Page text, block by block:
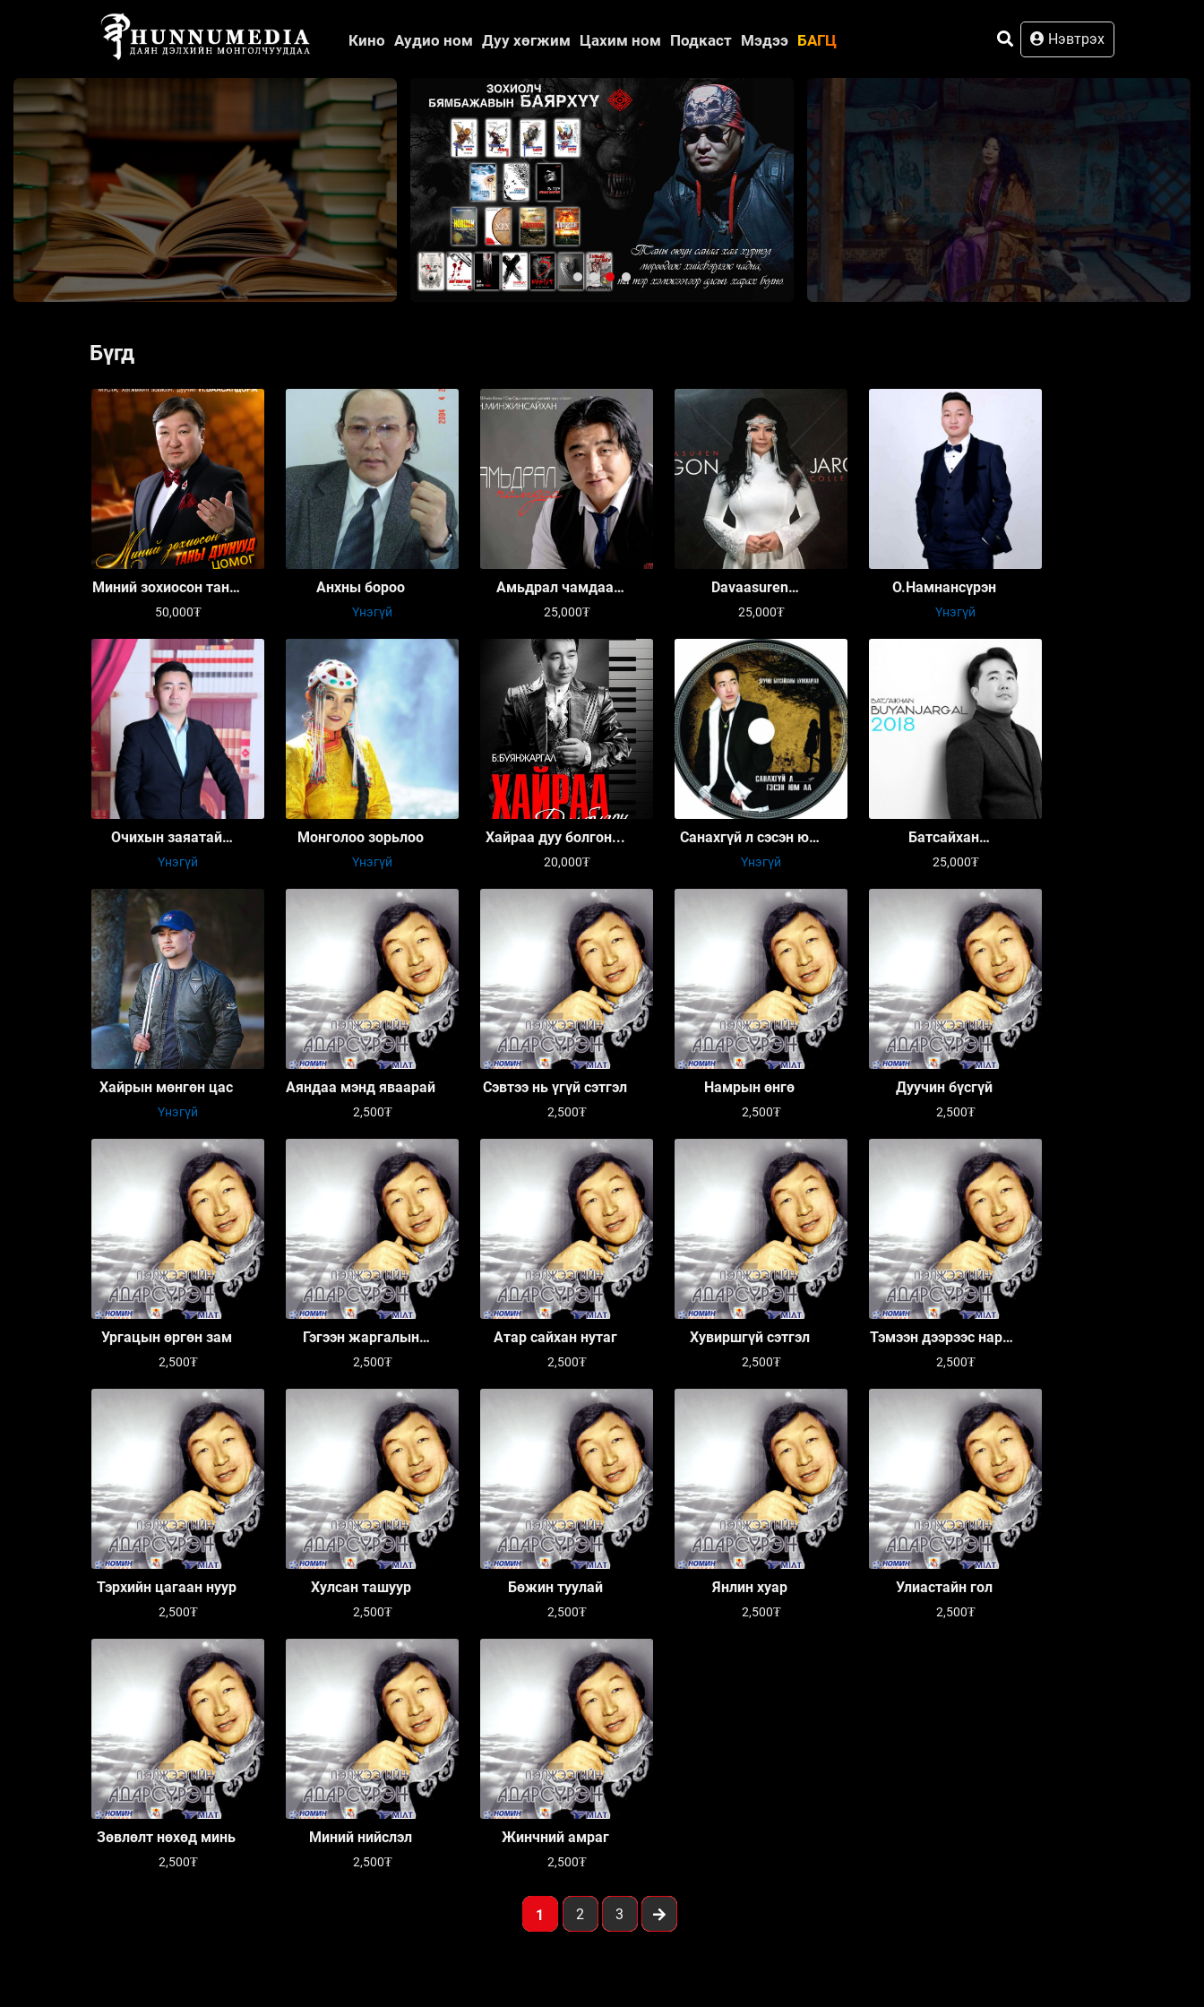
Кино Аудио ном Дуу хөгжим Цахим ном Подкаст Мэдээ БАГЦ Нэвтрэх
Бүгд
Миний зохиосон таны
дуунууд
50,000₮
Анхны бороо
Үнэгүй
Амьдрал чамдаа
цомог
25,000₮
Davaasuren
OTGONJARGAL
Collection 2018
25,000₮
О.Намнансүрэн
Үнэгүй
Очихын заяатай
диваажин
Үнэгүй
Монголоо зорьлоо
Үнэгүй
Хайраа дуу болгон...
20,000₮
Санахгүй л сэсэн юм
аа
Үнэгүй
Батсайхан
БУЯНЖАРГАЛ 2018
25,000₮
Хайрын мөнгөн цас
Үнэгүй
Аяндаа мэнд яваарай
2,500₮
Сэвтээ нь үгүй сэтгэл
2,500₮
Намрын өнгө
2,500₮
Дуучин бүсгүй
2,500₮
Ургацын өргөн зам
2,500₮
Гэгээн жаргалын
өргөө
2,500₮
Атар сайхан нутаг
2,500₮
Хувиршгүй сэтгэл
2,500₮
Тэмээн дээрээс наран
ойрхон
2,500₮
Тэрхийн цагаан нуур
2,500₮
Хулсан ташуур
2,500₮
Бөжин туулай
2,500₮
Янлин хуар
2,500₮
Улиастайн гол
2,500₮
Зөвлөлт нөхөд минь
2,500₮
Миний нийслэл
2,500₮
Жинчний амраг
2,500₮
1 2 3